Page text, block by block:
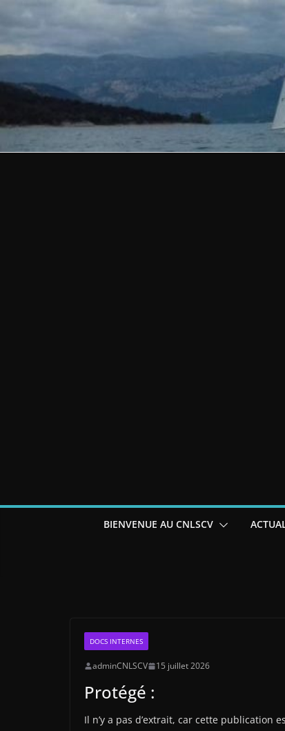
BIENVENUE AU CNLSCV
DOCS INTERNES
adminCNLSCV 15 juillet 2026
Protégé :
Il n’y a pas d’extrait, car cette publication